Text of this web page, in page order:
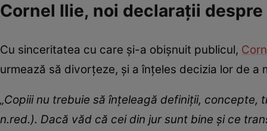
Cornel Ilie, noi declarații
Cu sinceritatea cu care și-a obișnuit publicul,
urmează să divorțeze, și a înțeles decizia lor de
„Copiii nu trebuie să înțeleagă definiții, concepte,
n.red.). Dacă văd că cei din jur sunt bine și ce